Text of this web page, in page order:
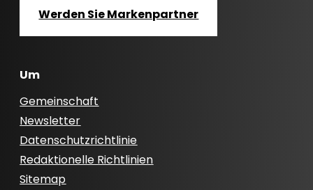
Werden Sie Markenpartner
Um
Gemeinschaft
Newsletter
Datenschutzrichtlinie
Redaktionelle Richtlinien
Sitemap